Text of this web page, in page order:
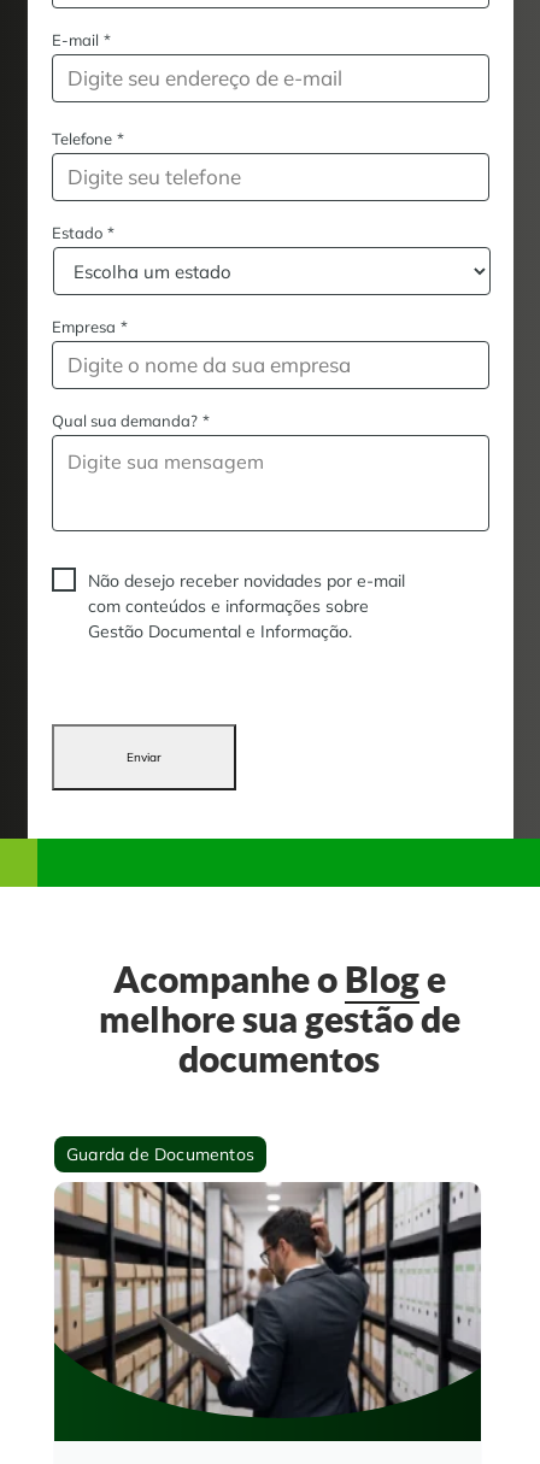
E-mail *
Telefone *
Estado *
Empresa *
Qual sua demanda? *
Não desejo receber novidades por e-mail
com conteúdos e informações sobre
Gestão Documental e Informação.
Enviar
Acompanhe o Bloge
melhore sua gestão de
documentos
Guarda de Documentos